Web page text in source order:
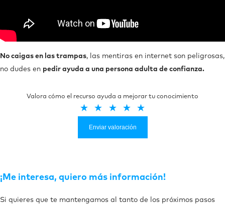
No caigas en las trampas, las mentiras en internet son peligrosas,
no dudes en pedir ayuda a una persona adulta de confianza.
Valora cómo el recurso ayuda a mejorar tu conocimiento
Enviar valoración
¡Me interesa, quiero más información!
Si quieres que te mantengamos al tanto de los próximos pasos